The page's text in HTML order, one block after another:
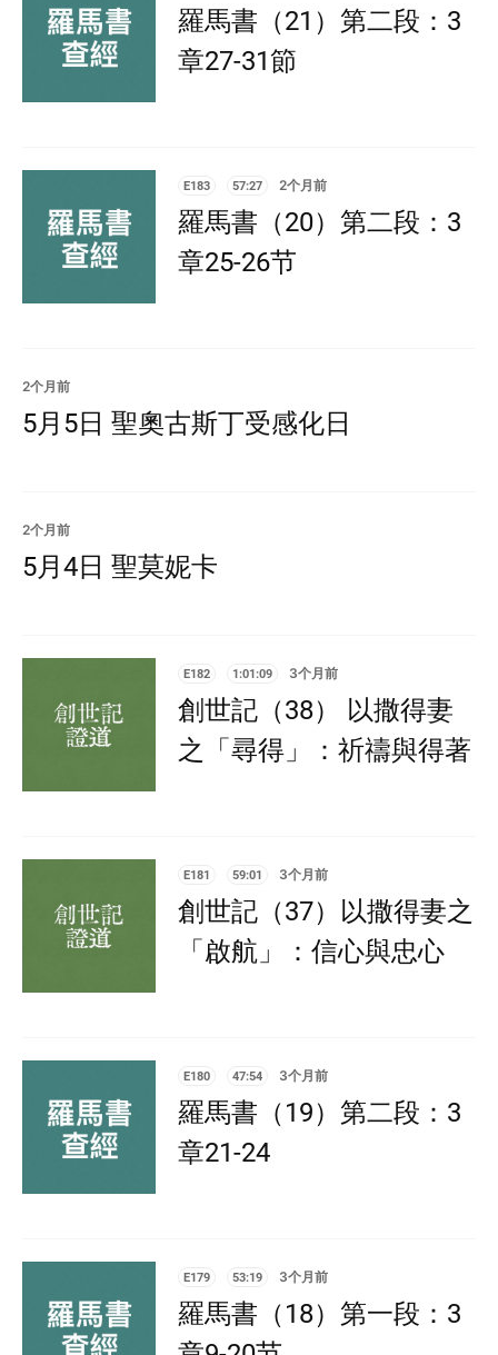
羅馬書（21）第二段：3
章27-31節
E183 57:27 2个月前
羅馬書（20）第二段：3
章25-26节
2个月前
5月5日 聖奧古斯丁受感化日
2个月前
5月4日 聖莫妮卡
E182 1:01:09 3个月前
創世記（38） 以撒得妻
之「尋得」：祈禱與得著
E181 59:01 3个月前
創世記（37）以撒得妻之
「啟航」：信心與忠心
E180 47:54 3个月前
羅馬書（19）第二段：3
章21-24
E179 53:19 3个月前
羅馬書（18）第一段：3